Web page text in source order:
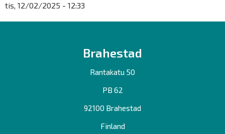
tis, 12/02/2025 - 12:33
Brahestad
Rantakatu 50
PB 62
92100 Brahestad
Finland